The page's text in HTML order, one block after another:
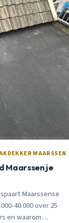
MAARSSEN
Maarssen je
Maarssense
40.000 over 25
en waarom